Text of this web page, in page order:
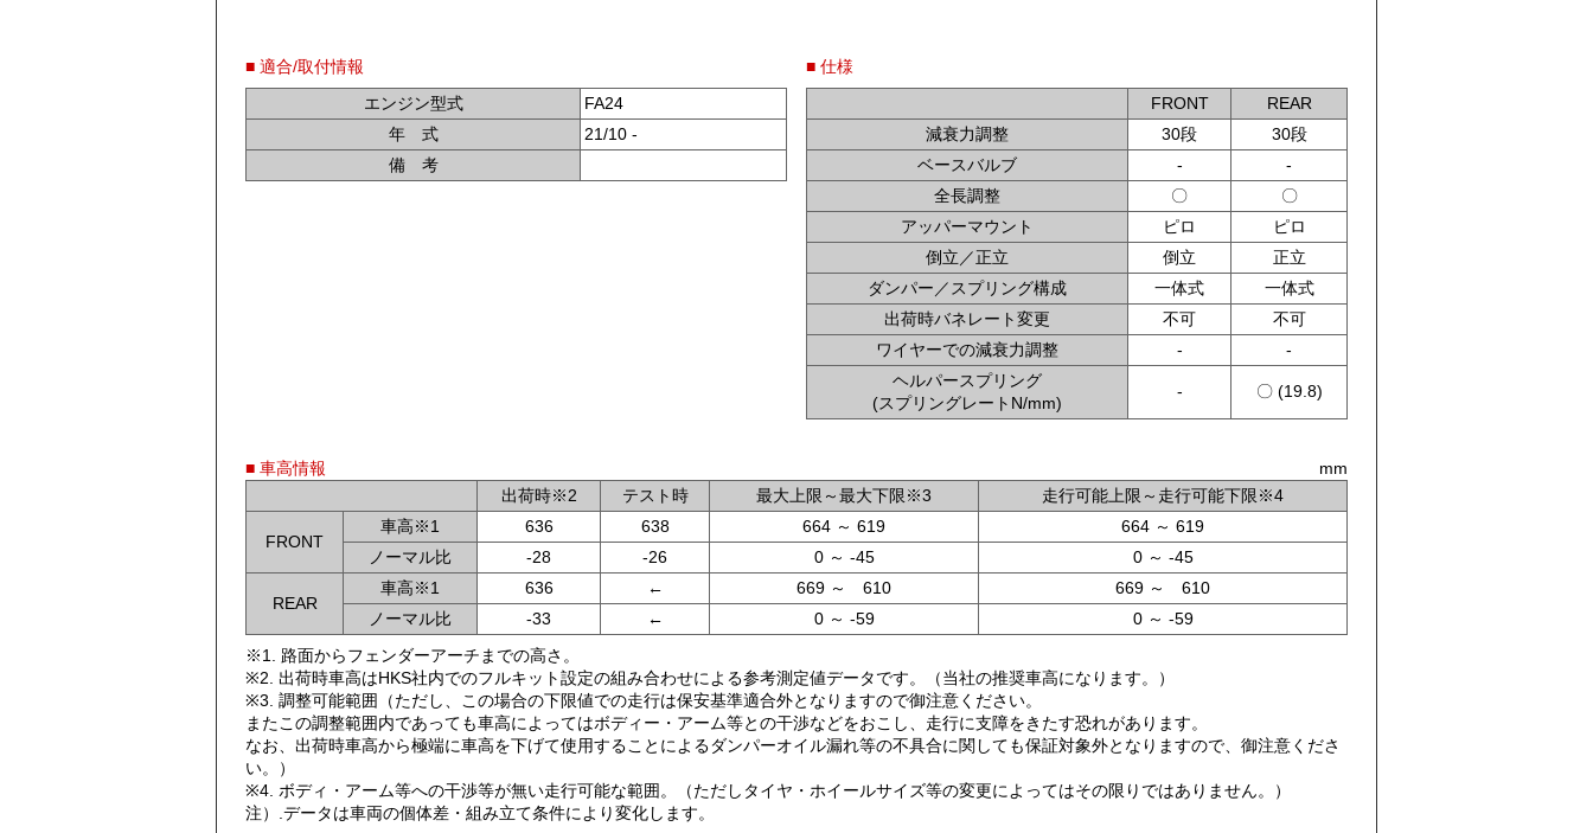
■ 適合/取付情報
エンジン型式
FA24
年 式
21/10 -
備 考
■ 仕様
FRONT
REAR
減衰力調整
30段
30段
ベースバルブ
-
-
全長調整
〇
〇
アッパーマウント
ピロ
ピロ
倒立／正立
倒立
正立
ダンパー／スプリング構成
一体式
一体式
出荷時バネレート変更
不可
不可
ワイヤーでの減衰力調整
-
-
ヘルパースプリング
(スプリングレートN/mm)
- 〇 (19.8)
■ 車高情報
mm
出荷時※2
テスト時 最大上限～最大下限※3 走行可能上限～走行可能下限※4
FRONT
車高※1 636 638 664 ～ 619
664 ～ 619
ノーマル比
-28 -26 0 ～ -45 0 ～ -45
REAR
車高※1 636 ← 669 ～ 610
669 ～ 610
ノーマル比
-33 ← 0 ～ -59
0 ～ -59
※1. 路面からフェンダーアーチまでの高さ。
※2. 出荷時車高はHKS社内でのフルキット設定の組み合わせによる参考測定値データです。（当社の推奨車高になります。）
※3. 調整可能範囲（ただし、この場合の下限値での走行は保安基準適合外となりますので御注意ください。
またこの調整範囲内であっても車高によってはボディー・アーム等との干渉などをおこし、走行に支障をきたす恐れがあります。
なお、出荷時車高から極端に車高を下げて使用することによるダンパーオイル漏れ等の不具合に関しても保証対象外となりますので、御注意くださ
い。）
※4. ボディ・アーム等への干渉等が無い走行可能な範囲。（ただしタイヤ・ホイールサイズ等の変更によってはその限りではありません。）
注）.データは車両の個体差・組み立て条件により変化します。